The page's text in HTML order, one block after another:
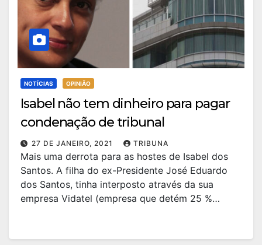
NOTÍCIAS OPINIÃO
Isabel não tem dinheiro para pagar
condenação de tribunal
27 DE JANEIRO, 2021 TRIBUNA
Mais uma derrota para as hostes de Isabel dos
Santos. A filha do ex-Presidente José Eduardo
dos Santos, tinha interposto através da sua
empresa Vidatel (empresa que detém 25 %…